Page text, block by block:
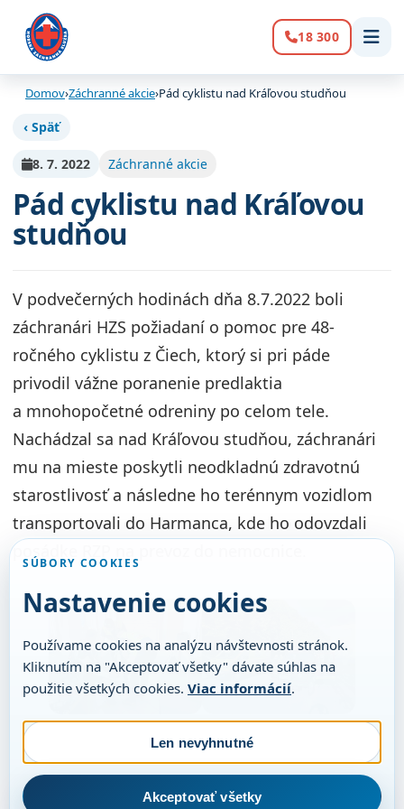
Volanie:
18 300
Domov›Záchranné akcie›Pád cyklistu nad Kráľovou studňou
‹ Späť
8. 7. 2022 Záchranné akcie
Pád cyklistu nad Kráľovou
studňou
V podvečerných hodinách dňa 8.7.2022 boli
záchranári HZS požiadaní o pomoc pre 48-
ročného cyklistu z Čiech, ktorý si pri páde
privodil vážne poranenie predlaktia
a mnohopočetné odreniny po celom tele.
Nachádzal sa nad Kráľovou studňou, záchranári
mu na mieste poskytli neodkladnú zdravotnú
starostlivosť a následne ho terénnym vozidlom
transportovali do Harmanca, kde ho odovzdali
posádke RZP na prevoz do nemocnice.
SÚBORY COOKIES
Nastavenie cookies
Používame cookies na analýzu návštevnosti stránok.
Kliknutím na "Akceptovať všetky" dávate súhlas na
použitie všetkých cookies. Viac informácií.
Len nevyhnutné
Akceptovať všetky